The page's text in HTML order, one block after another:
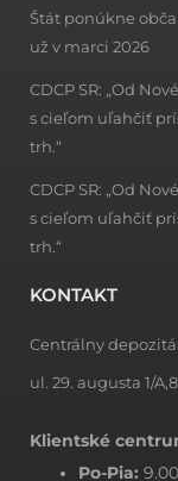
Štát ponúkne
už v marci 2026
CDCP SR: „Od
s cieľom uľahčiť
trh.“
CDCP SR: „Od
s cieľom uľahčiť
trh.“
KONTAKT
Centrálny
ul. 29. augusta 1/
Klientské
Po-Pia: